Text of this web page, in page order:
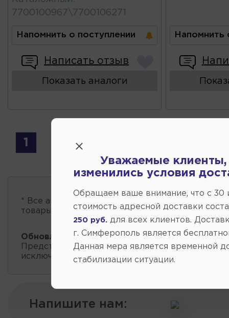
7700100967\7700106271
Напомнить о поступлении
Написать отзыв
Показать аналоги
Напомнить
1
* Все автозапчасти есть в наличии
товары проходит несколько раз в сутки.
Обновление остатков и цен: 10:40 2026-08-08
Представленные данные о запчастях на этой
исключительно информационный характер.
Напишите нам:
Уважаемые клиенты,
изменились условия
Обращаем ваше внимание, что c 30
стоимость адресной доставки
250 руб.
для всех клиентов.
г. Симферополь является
Данная мера является временной
стабилизации ситуации.